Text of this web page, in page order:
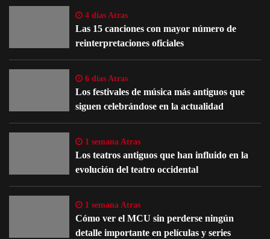
4 días Atras
Las 15 canciones con mayor número de
reinterpretaciones oficiales
6 días Atras
Los festivales de música más antiguos que
siguen celebrándose en la actualidad
1 semana Atras
Los teatros antiguos que han influido en la
evolución del teatro occidental
1 semana Atras
Cómo ver el MCU sin perderse ningún
detalle importante en películas y series